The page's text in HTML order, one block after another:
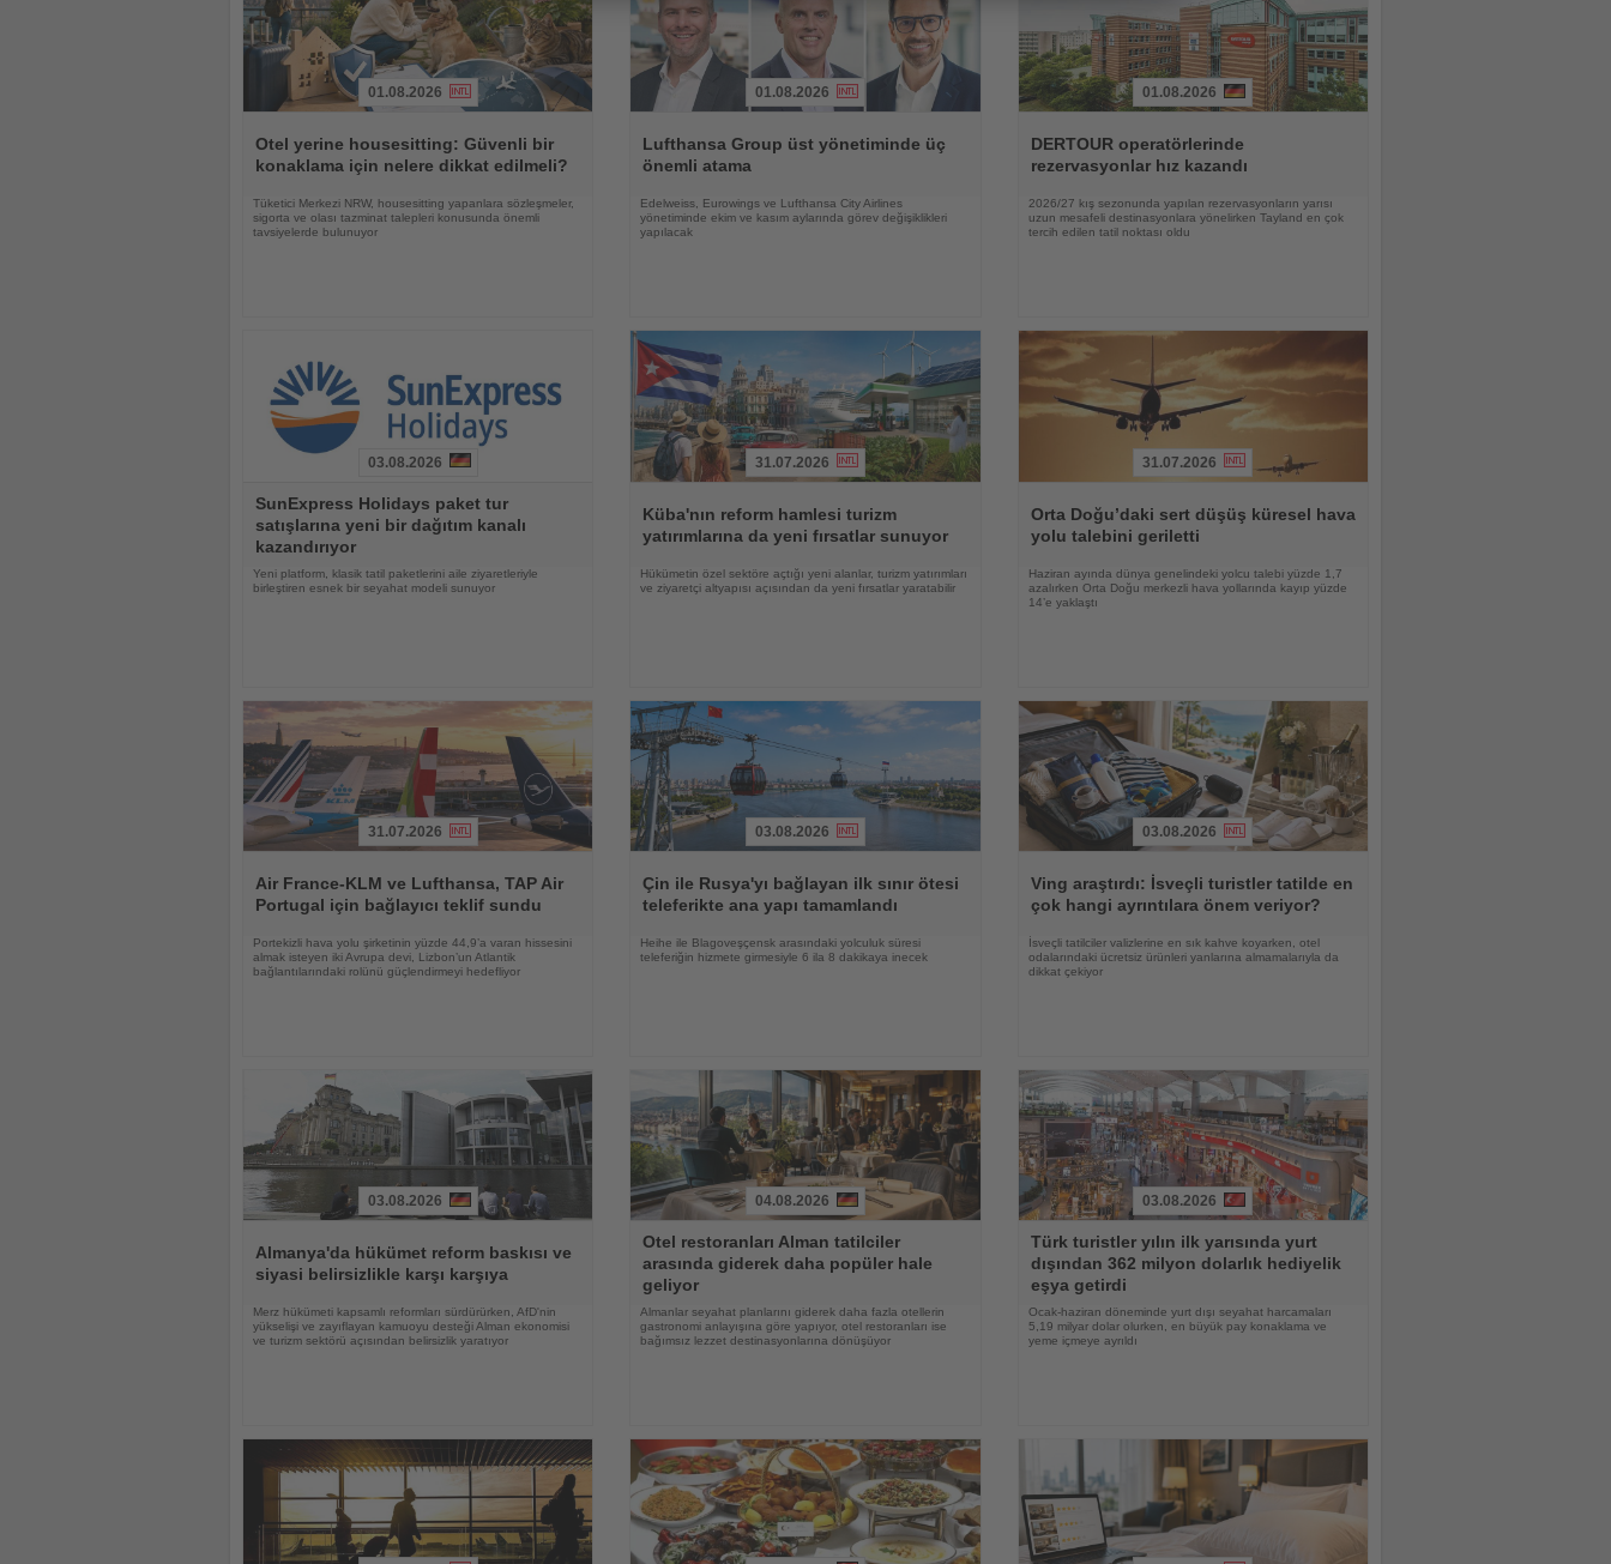
Oku
01.08.2026
Otel yerine housesitting: Güvenli bir
konaklama için nelere dikkat edilmeli?
Tüketici Merkezi NRW, housesitting yapanlara sözleşmeler,
sigorta ve olası tazminat talepleri konusunda önemli
tavsiyelerde bulunuyor
Oku
01.08.2026
Lufthansa Group üst yönetiminde üç
önemli atama
Edelweiss, Eurowings ve Lufthansa City Airlines
yönetiminde ekim ve kasım aylarında görev değişiklikleri
yapılacak
Oku
01.08.2026
DERTOUR operatörlerinde
rezervasyonlar hız kazandı
2026/27 kış sezonunda yapılan rezervasyonların yarısı
uzun mesafeli destinasyonlara yönelirken Tayland en çok
tercih edilen tatil noktası oldu
Oku
03.08.2026
SunExpress Holidays paket tur
satışlarına yeni bir dağıtım kanalı
kazandırıyor
Yeni platform, klasik tatil paketlerini aile ziyaretleriyle
birleştiren esnek bir seyahat modeli sunuyor
Oku
31.07.2026
Küba'nın reform hamlesi turizm
yatırımlarına da yeni fırsatlar sunuyor
Hükümetin özel sektöre açtığı yeni alanlar, turizm yatırımları
ve ziyaretçi altyapısı açısından da yeni fırsatlar yaratabilir
Oku
31.07.2026
Orta Doğu’daki sert düşüş küresel hava
yolu talebini geriletti
Haziran ayında dünya genelindeki yolcu talebi yüzde 1,7
azalırken Orta Doğu merkezli hava yollarında kayıp yüzde
14’e yaklaştı
Oku
31.07.2026
Air France-KLM ve Lufthansa, TAP Air
Portugal için bağlayıcı teklif sundu
Portekizli hava yolu şirketinin yüzde 44,9’a varan hissesini
almak isteyen iki Avrupa devi, Lizbon’un Atlantik
bağlantılarındaki rolünü güçlendirmeyi hedefliyor
Oku
03.08.2026
Çin ile Rusya'yı bağlayan ilk sınır ötesi
teleferikte ana yapı tamamlandı
Heihe ile Blagoveşçensk arasındaki yolculuk süresi
teleferiğin hizmete girmesiyle 6 ila 8 dakikaya inecek
Oku
03.08.2026
Ving araştırdı: İsveçli turistler tatilde en
çok hangi ayrıntılara önem veriyor?
İsveçli tatilciler valizlerine en sık kahve koyarken, otel
odalarındaki ücretsiz ürünleri yanlarına almamalarıyla da
dikkat çekiyor
Oku
03.08.2026
Almanya'da hükümet reform baskısı ve
siyasi belirsizlikle karşı karşıya
Merz hükümeti kapsamlı reformları sürdürürken, AfD'nin
yükselişi ve zayıflayan kamuoyu desteği Alman ekonomisi
ve turizm sektörü açısından belirsizlik yaratıyor
Oku
04.08.2026
Otel restoranları Alman tatilciler
arasında giderek daha popüler hale
geliyor
Almanlar seyahat planlarını giderek daha fazla otellerin
gastronomi anlayışına göre yapıyor, otel restoranları ise
bağımsız lezzet destinasyonlarına dönüşüyor
Oku
03.08.2026
Türk turistler yılın ilk yarısında yurt
dışından 362 milyon dolarlık hediyelik
eşya getirdi
Ocak-haziran döneminde yurt dışı seyahat harcamaları
5,19 milyar dolar olurken, en büyük pay konaklama ve
yeme içmeye ayrıldı